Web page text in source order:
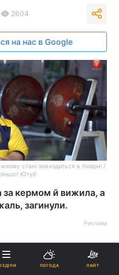
2604
на нас в Google
стані знаходиться в лікарні /
Ютуб
кермом й вижила, а
загинули.
Реклама
ПОГОДА ЛАЙТ